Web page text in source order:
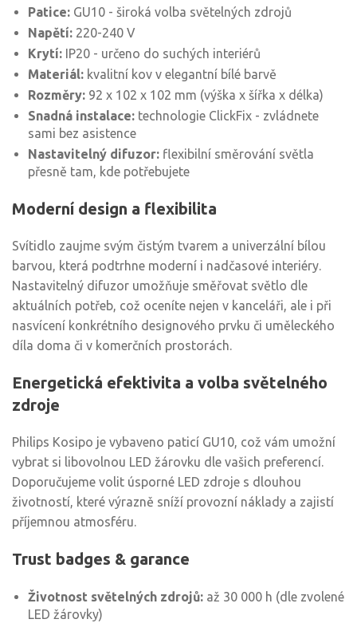
Patice: GU10 - široká volba světelných zdrojů
Napětí: 220-240 V
Krytí: IP20 - určeno do suchých interiérů
Materiál: kvalitní kov v elegantní bílé barvě
Rozměry: 92 x 102 x 102 mm (výška x šířka x délka)
Snadná instalace: technologie ClickFix - zvládnete
sami bez asistence
Nastavitelný difuzor: flexibilní směrování světla
přesně tam, kde potřebujete
Moderní design a flexibilita
Svítidlo zaujme svým čistým tvarem a univerzální bílou
barvou, která podtrhne moderní i nadčasové interiéry.
Nastavitelný difuzor umožňuje směřovat světlo dle
aktuálních potřeb, což oceníte nejen v kanceláři, ale i při
nasvícení konkrétního designového prvku či uměleckého
díla doma či v komerčních prostorách.
Energetická efektivita a volba světelného
zdroje
Philips Kosipo je vybaveno paticí GU10, což vám umožní
vybrat si libovolnou LED žárovku dle vašich preferencí.
Doporučujeme volit úsporné LED zdroje s dlouhou
životností, které výrazně sníží provozní náklady a zajistí
příjemnou atmosféru.
Trust badges & garance
Životnost světelných zdrojů: až 30 000 h (dle zvolené
LED žárovky)